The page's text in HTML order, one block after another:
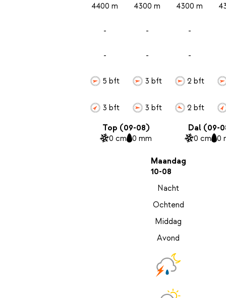
4400 m
-
-
5 bft
3 bft
4300 m
-
-
3 bft
3 bft
4300 m
-
-
2 bft
2 bft
Top (09-08)
0 cm 0 mm
Dal (09-
0 cm 0
Maandag
10-08
Nacht
Ochtend
Middag
Avond